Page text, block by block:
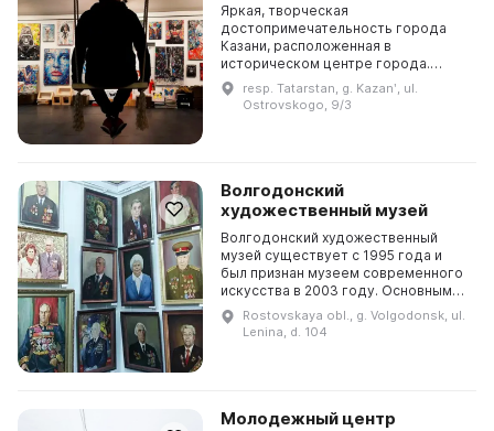
Яркая, творческая
достопримечательность города
Казани, расположенная в
историческом центре города.
Выделяющаяся, на фоне
традиционных галерей и музеев
нестандартным подходом к
resp. Tatarstan, g. Kazanʹ, ul.
Ostrovskogo, 9/3
Волгодонский
художественный музей
Волгодонский художественный
музей существует с 1995 года и
был признан музеем современного
искусства в 2003 году. Основными
фондами музея являются
произведения волгодонских
художников, а также портрет...
Rostovskaya obl., g. Volgodonsk, ul.
Lenina, d. 104
Молодежный центр